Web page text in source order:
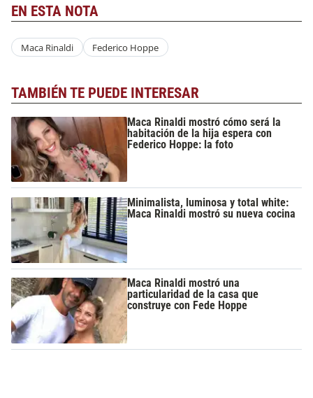
EN ESTA NOTA
Maca Rinaldi Federico Hoppe
TAMBIÉN TE PUEDE INTERESAR
Maca Rinaldi mostró cómo será la
habitación de la hija espera con
Federico Hoppe: la foto
Minimalista, luminosa y total white:
Maca Rinaldi mostró su nueva cocina
Maca Rinaldi mostró una
particularidad de la casa que
construye con Fede Hoppe